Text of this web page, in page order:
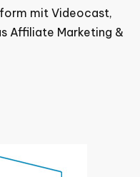
mit Videocast,
Affiliate Marketing &